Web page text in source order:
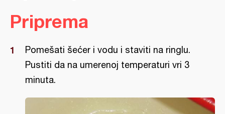
Priprema
Pomešati šećer i vodu i staviti na ringlu.
Pustiti da na umerenoj temperaturi vri 3
minuta.